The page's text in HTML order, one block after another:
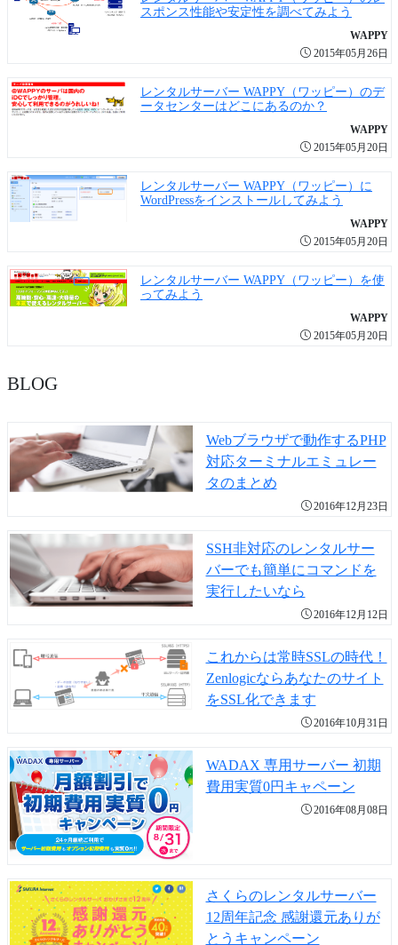
スポンス性能や安定性を調べてみよう
WAPPY
2015年05月26日
レンタルサーバー WAPPY（ワッピー）のデ
ータセンターはどこにあるのか？
WAPPY
2015年05月20日
レンタルサーバー WAPPY（ワッピー）に
WordPressをインストールしてみよう
WAPPY
2015年05月20日
レンタルサーバー WAPPY（ワッピー）を使
ってみよう
WAPPY
2015年05月20日
BLOG
Webブラウザで動作するPHP
対応ターミナルエミュレー
タのまとめ
2016年12月23日
SSH非対応のレンタルサー
バーでも簡単にコマンドを
実行したいなら
2016年12月12日
これからは常時SSLの時代！
Zenlogicならあなたのサイト
をSSL化できます
2016年10月31日
WADAX 専用サーバー 初期
費用実質0円キャペーン
2016年08月08日
さくらのレンタルサーバー
12周年記念 感謝還元ありが
とうキャンペーン